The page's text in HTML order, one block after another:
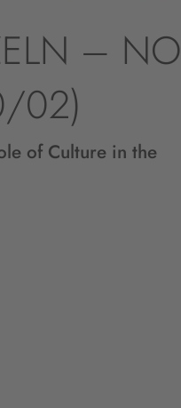
– NO
02)
of Culture in the